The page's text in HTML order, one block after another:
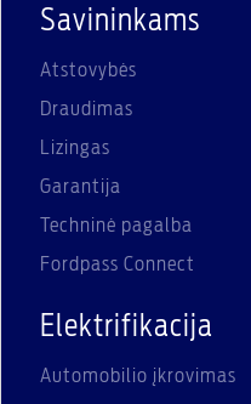
Savininkams
Atstovybės
Draudimas
Lizingas
Garantija
Techninė pagalba
Fordpass Connect
Elektrifikacija
Automobilio įkrovimas